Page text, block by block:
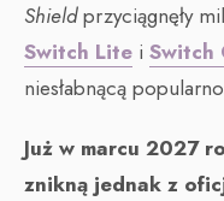
Shieldprzyciągnęły
Switch Lite i Switch
niesłabnącą
Już w marcu 2027
znikną jednak z